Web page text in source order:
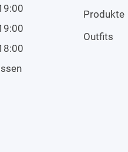
Produkte
Outfits